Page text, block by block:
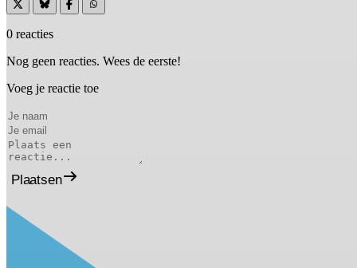
0 reacties
Nog geen reacties. Wees de eerste!
Voeg je reactie toe
Plaatsen